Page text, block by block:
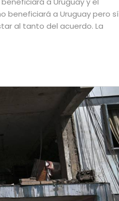
beneficiará a Uruguay pero sí
al tanto del acuerdo. La